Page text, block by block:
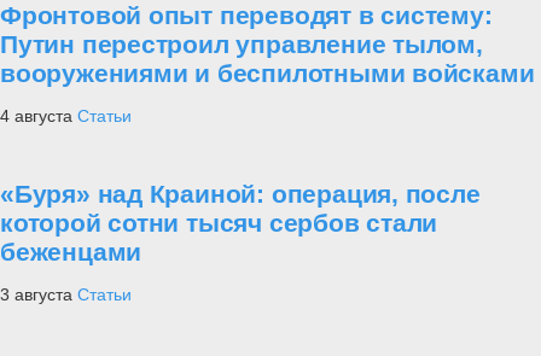
Фронтовой опыт переводят в систему:
Путин перестроил управление тылом,
вооружениями и беспилотными войсками
4 августа Статьи
«Буря» над Краиной: операция, после
которой сотни тысяч сербов стали
беженцами
3 августа Статьи